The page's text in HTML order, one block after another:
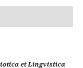
et Lingvistica